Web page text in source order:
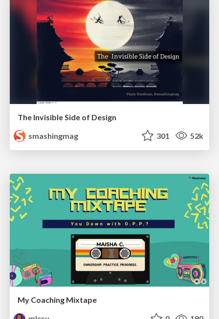
The Invisible Side of Design
smashingmag
301 52k
My Coaching Mixtape